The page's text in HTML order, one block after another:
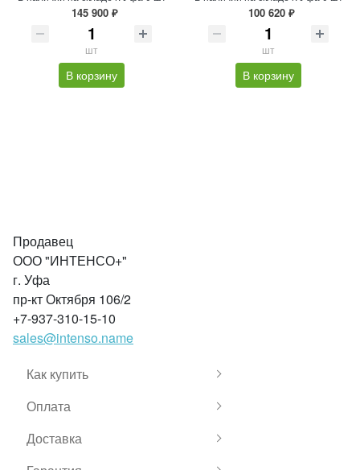
145 900 ₽
шт
В корзину
100 620 ₽
шт
В корзину
Продавец
ООО "ИНТЕНСО+"
г. Уфа
пр-кт Октября 106/2
+7-937-310-15-10
sales@intenso.name
Как купить
Оплата
Доставка